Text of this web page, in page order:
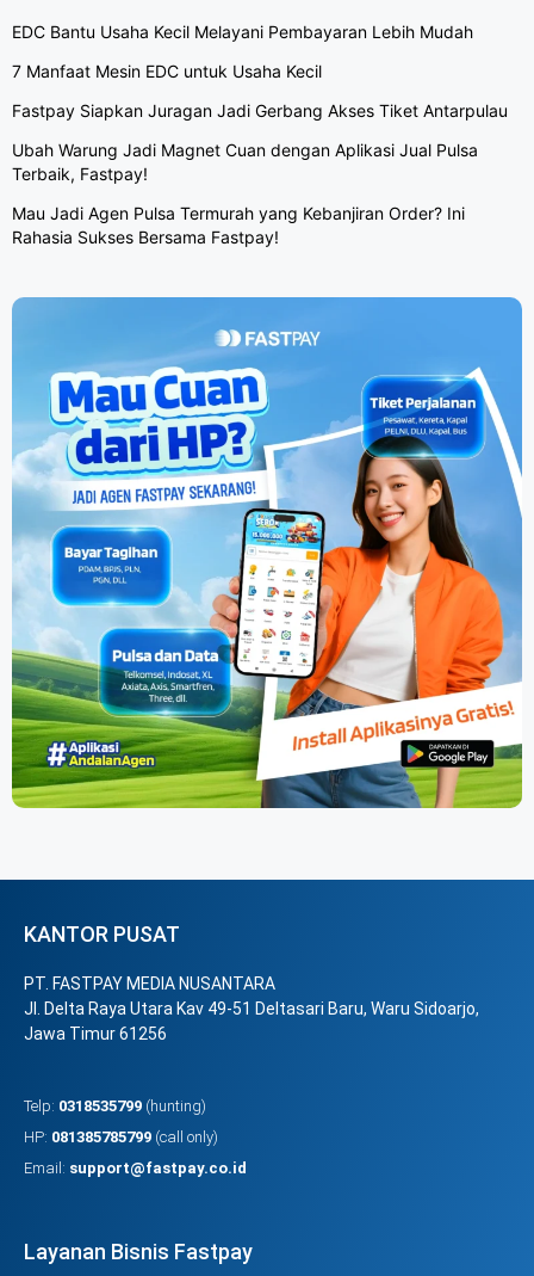
EDC Bantu Usaha Kecil Melayani Pembayaran Lebih Mudah
7 Manfaat Mesin EDC untuk Usaha Kecil
Fastpay Siapkan Juragan Jadi Gerbang Akses Tiket Antarpulau
Ubah Warung Jadi Magnet Cuan dengan Aplikasi Jual Pulsa
Terbaik, Fastpay!
Mau Jadi Agen Pulsa Termurah yang Kebanjiran Order? Ini
Rahasia Sukses Bersama Fastpay!
KANTOR PUSAT
PT. FASTPAY MEDIA NUSANTARA
Jl. Delta Raya Utara Kav 49-51 Deltasari Baru, Waru Sidoarjo,
Jawa Timur 61256
Telp: 0318535799 (hunting)
HP: 081385785799 (call only)
Email: support@fastpay.co.id
Layanan Bisnis Fastpay